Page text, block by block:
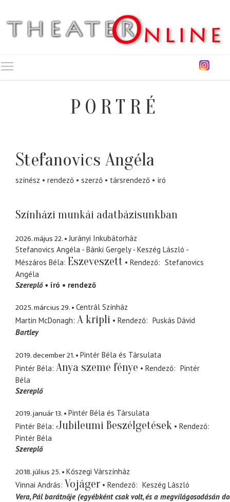
PORTRÉ
Stefanovics Angéla
színész rendező szerző társrendező író
Színházi munkái adatbázisunkban
2026. május 22.
Jurányi Inkubátorház
Stefanovics Angéla - Bánki Gergely - Keszég László -
Mészáros Béla Eszeveszett Rendező
Stefanovics
Angéla
Szereplő
író rendező
2025. március 29.
Centrál Színház
Martin McDonagh A kripli Rendező
Puskás Dávid
Bartley
2019. december 21.
Pintér Béla és Társulata
Pintér Béla Anya szeme fénye Rendező
Pintér
Béla
Szereplő
2019. január 13.
Pintér Béla és Társulata
Pintér Béla Jubileumi Beszélgetések
Rendező
Pintér Béla
Szereplő
2018. július 25.
Kőszegi Várszínház
Vinnai András Vojáger Rendező
Keszég László
Vera Pál barátnője (egyébként csak volt, és a megvilágosodásán